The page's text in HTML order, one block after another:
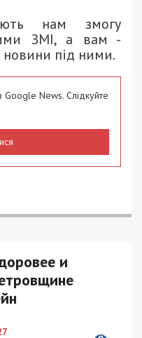
нам змогу
ЗМІ, а вам -
новини під ними.
News. Слідкуйте
и